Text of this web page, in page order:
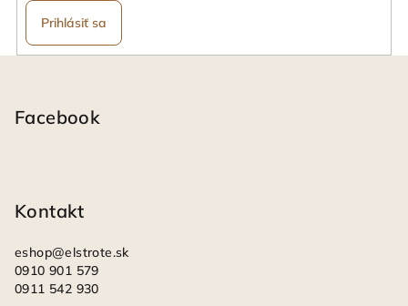
Prihlásiť sa
Facebook
Kontakt
eshop@elstrote.sk
0910 901 579
0911 542 930